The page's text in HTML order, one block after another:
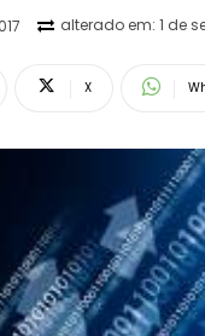
alterado em: 1 de
X